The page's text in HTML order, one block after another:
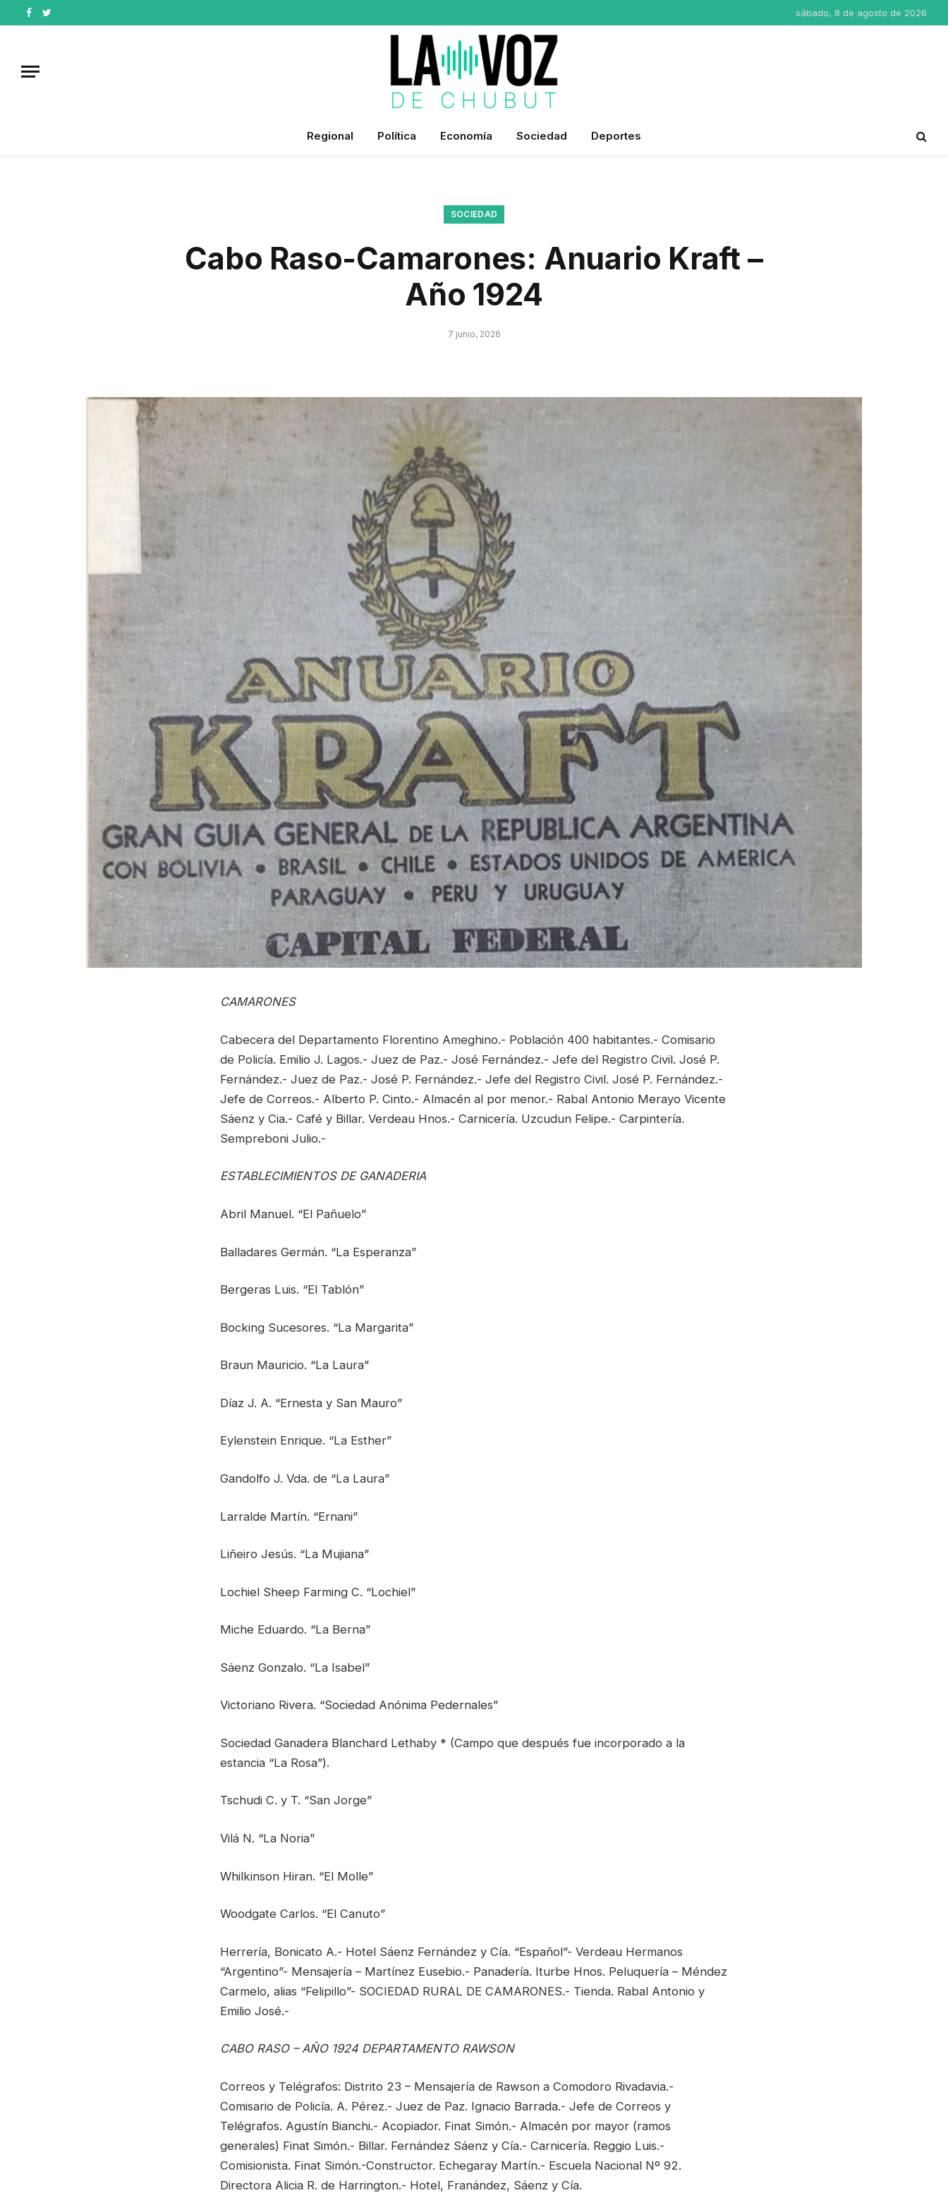
Facebook
Twitter
sábado, 8 de agosto de 2026
Regional Política Economía Sociedad Deportes
SOCIEDAD
Cabo Raso-Camarones: Anuario Kraft –
Año 1924
7 junio, 2026
CAMARONES
Cabecera del Departamento Florentino Ameghino.- Población 400 habitantes.- Comisario
de Policía. Emilio J. Lagos.- Juez de Paz.- José Fernández.- Jefe del Registro Civil. José P.
Fernández.- Juez de Paz.- José P. Fernández.- Jefe del Registro Civil. José P. Fernández.-
Jefe de Correos.- Alberto P. Cinto.- Almacén al por menor.- Rabal Antonio Merayo Vicente
Sáenz y Cia.- Café y Billar. Verdeau Hnos.- Carnicería. Uzcudun Felipe.- Carpintería.
Sempreboni Julio.-
ESTABLECIMIENTOS DE GANADERIA
Abril Manuel. “El Pañuelo”
Balladares Germán. “La Esperanza”
Bergeras Luis. “El Tablón”
Bocking Sucesores. “La Margarita”
Braun Mauricio. “La Laura”
Díaz J. A. “Ernesta y San Mauro”
Eylenstein Enrique. “La Esther”
Gandolfo J. Vda. de “La Laura”
Larralde Martín. “Ernani”
Liñeiro Jesús. “La Mujiana”
Lochiel Sheep Farming C. “Lochiel”
Miche Eduardo. “La Berna”
Sáenz Gonzalo. “La Isabel”
Victoriano Rivera. “Sociedad Anónima Pedernales”
Sociedad Ganadera Blanchard Lethaby * (Campo que después fue incorporado a la
estancia “La Rosa”).
Tschudi C. y T. “San Jorge”
Vilá N. “La Noria”
Whilkinson Hiran. “El Molle”
Woodgate Carlos. “El Canuto”
Herrería, Bonicato A.- Hotel Sáenz Fernández y Cía. “Español”- Verdeau Hermanos
“Argentino”- Mensajería – Martínez Eusebio.- Panadería. Iturbe Hnos. Peluquería – Méndez
Carmelo, alias “Felipillo”- SOCIEDAD RURAL DE CAMARONES.- Tienda. Rabal Antonio y
Emilio José.-
CABO RASO – AÑO 1924 DEPARTAMENTO RAWSON
Correos y Telégrafos: Distrito 23 – Mensajería de Rawson a Comodoro Rivadavia.-
Comisario de Policía. A. Pérez.- Juez de Paz. Ignacio Barrada.- Jefe de Correos y
Telégrafos. Agustín Bianchi.- Acopiador. Finat Simón.- Almacén por mayor (ramos
generales) Finat Simón.- Billar. Fernández Sáenz y Cía.- Carnicería. Reggio Luis.-
Comisionista. Finat Simón.-Constructor. Echegaray Martín.- Escuela Nacional Nº 92.
Directora Alicia R. de Harrington.- Hotel, Franández, Sáenz y Cía.